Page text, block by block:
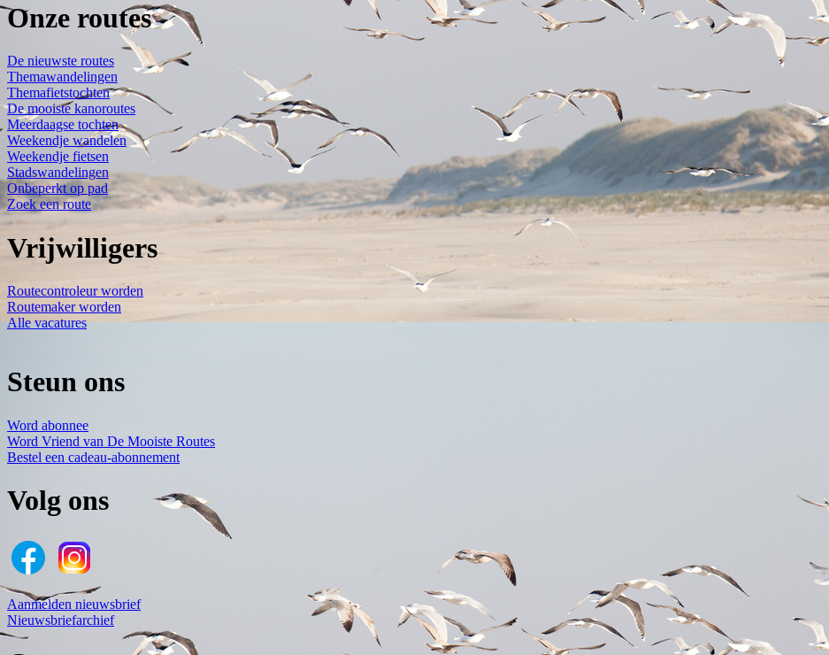
Onze routes
De nieuwste routes
Themawandelingen
Themafietstochten
De mooiste kanoroutes
Meerdaagse tochten
Weekendje wandelen
Weekendje fietsen
Stadswandelingen
Onbeperkt op pad
Zoek een route
Vrijwilligers
Routecontroleur worden
Routemaker worden
Alle vacatures
Steun ons
Word abonnee
Word Vriend van De Mooiste Routes
Bestel een cadeau-abonnement
Volg ons
Aanmelden nieuwsbrief
Nieuwsbriefarchief